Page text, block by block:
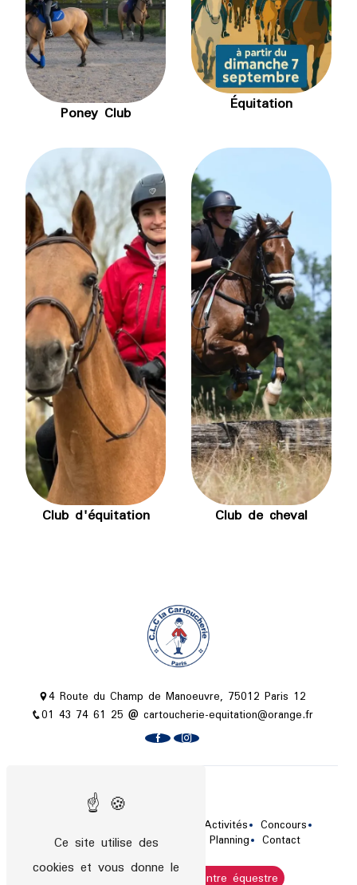
Poney Club Équitation
Club d'équitation Club de cheval
4 Route du Champ de Manoeuvre, 75012 Paris 12
01 43 74 61 25
cartoucherie-equitation@orange.fr
Plan du site
Activités Concours
Tarifs / Horaires Actualités Planning Contact
Cours d'équitation Centre équestre
Ce site utilise des
cookies et vous donne le